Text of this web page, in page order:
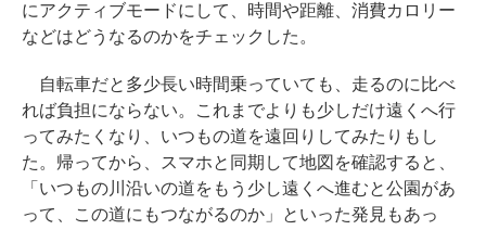
にアクティブモードにして、時間や距離、消費カロリー
などはどうなるのかをチェックした。
自転車だと多少長い時間乗っていても、走るのに比べ
れば負担にならない。これまでよりも少しだけ遠くへ行
ってみたくなり、いつもの道を遠回りしてみたりもし
た。帰ってから、スマホと同期して地図を確認すると、
「いつもの川沿いの道をもう少し遠くへ進むと公園があ
って、この道にもつながるのか」といった発見もあっ